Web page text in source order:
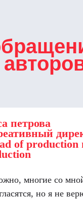
петрова
of production
многие со
но я не